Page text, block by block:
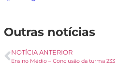
Outras notícias
NOTÍCIA ANTERIOR
Ensino Médio – Conclusão da turma 233